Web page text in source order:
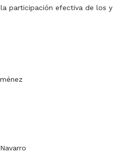
participación efectiva de los y